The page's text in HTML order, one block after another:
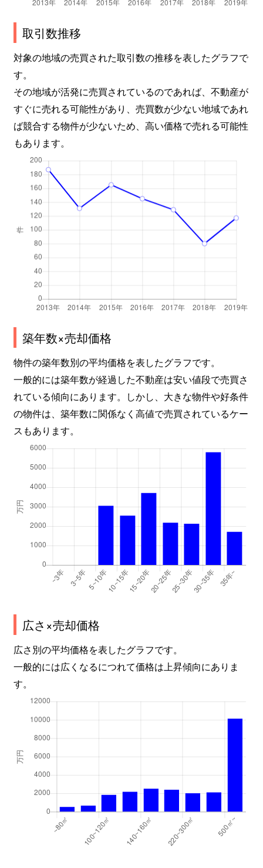
都賀の台
殿台町
4,000万円 東千葉
徒歩26分
中田町
2,600万円
徒歩2時間
中田町
900万円 千葉
徒歩2時間
中田町
中田町
中田町
370万円 千葉
西都賀
徒歩10分
西都賀
西都賀
西都賀
4,000万円 都賀
徒歩8分
西都賀
1,900万円
西都賀
4,000万円 都賀
徒歩7分
西都賀
8,700万円 都賀
徒歩2分
野呂町
50万円 千葉
徒歩2時間
東寺山町
4,200万円 都賀
徒歩13分
みつわ台
610万円 みつわ台
徒歩8分
徒歩9分
みつわ台
2,700万円 みつわ台
徒歩10分
3,500万円 都賀
源町
3,000万円
源町
3,200万円 都賀
3,600万円 動物公園
徒歩9分
源町
3,600万円 動物公園
徒歩9分
若松台
若松台
若松台
2,000万円 都賀
徒歩45分
若松台
1,400万円 都賀
徒歩45分
860万円
取引数推移
対象の地域の売買された取引数の推移を表したグラフで
す。
その地域が活発に売買されているのであれば、不動産が
すぐに売れる可能性があり、売買数が少ない地域であれ
ば競合する物件が少ないため、高い価格で売れる可能性
もあります。
築年数×売却価格
物件の築年数別の平均価格を表したグラフです。
一般的には築年数が経過した不動産は安い値段で売買さ
れている傾向にあります。しかし、大きな物件や好条件
の物件は、築年数に関係なく高値で売買されているケー
スもあります。
広さ×売却価格
広さ別の平均価格を表したグラフです。
一般的には広くなるにつれて価格は上昇傾向にありま
す。